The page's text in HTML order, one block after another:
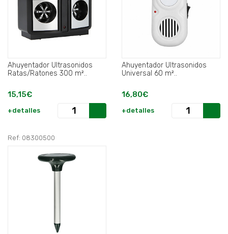
Ahuyentador Ultrasonidos
Ratas/Ratones 300 m²..
15,15€
+detalles
Ahuyentador Ultrasonidos
Universal 60 m²..
16,80€
+detalles
Ref: 08300500